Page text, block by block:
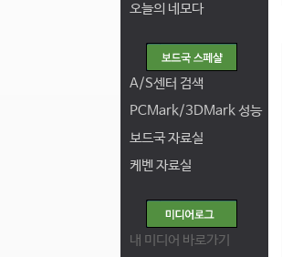
오늘의 네모다
A/S센터 검색
PCMark/3DMark 성능
보드국 자료실
케벤 자료실
내 미디어 바로가기